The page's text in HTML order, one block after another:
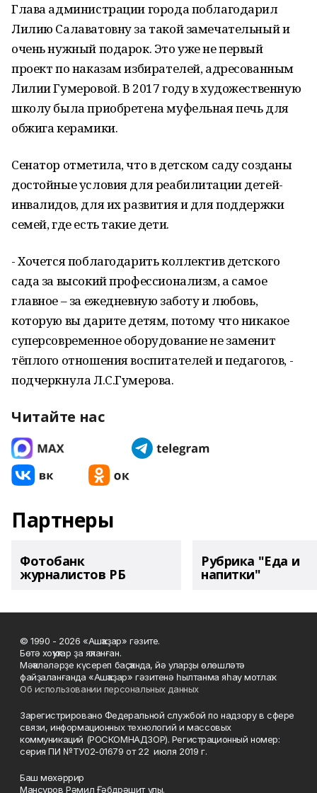
Глава администрации города поблагодарил
Лилию Салаватовну за такой замечательный и
очень нужный подарок. Это уже не первый
проект по наказам избирателей, адресованным
Лилии Гумеровой. В 2017 году в художественную
школу была приобретена муфельная печь для
обжига керамики.
Сенатор отметила, что в детском саду созданы
достойные условия для реабилитации детей-
инвалидов, для их развития и для поддержки
семей, где есть такие дети.
- Хочется поблагодарить коллектив детского
сада за высокий профессионализм, а самое
главное – за ежедневную заботу и любовь,
которую вы дарите детям, потому что никакое
суперсовременное оборудование не заменит
тёплого отношения воспитателей и педагогов, -
подчеркнула Л.С.Гумерова.
Читайте нас
Партнеры
Фотобанк
журналистов РБ
Рубрика "Еда и
напитки"
© 1990 - 2026 «Ашҡаҙар» гәзите.
Бөтә хоҡуҡтар ҙа яҡланған.
Мәҡәләләрҙе күсереп баҫҡанда, йә уларҙы өлөшләтә
файҙаланғанда «Ашҡаҙар» гәзитенә һылтанма яһау мотлаҡ.
Об использовании персональных данных
Зарегистрировано Федеральной службой по надзору в сфере
связи, информационных технологий и массовых
коммуникаций (РОСКОМНАДЗОР). Регистрационный номер:
серия ПИ №ТУ02-01679 от 22 июля 2019 г.
Баш мөхәррир
Мансуров Рәмил Ғәбдрәшит улы.